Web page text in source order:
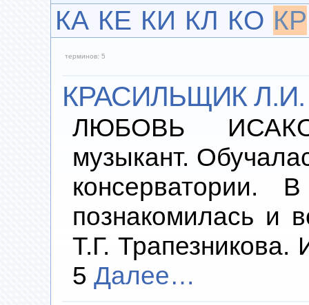
КА КЕ КИ КЛ КО КР
терминов: 5
КРАСИЛЬЩИК
ЛЮБОВЬ
музыкант.
познакомилась и
Т.Г. Трапезникова.
5 Далее…